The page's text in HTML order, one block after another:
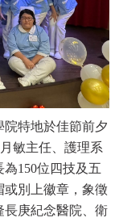
特地於佳節前夕
敏主任、護理系
150位四技及五
或別上徽章，象徵
長庚紀念醫院、衛